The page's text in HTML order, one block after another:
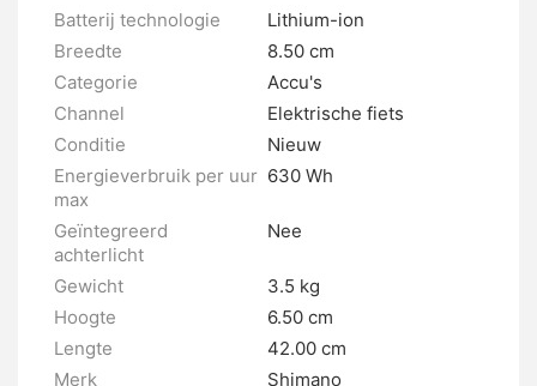
Batterij technologie
Lithium-ion
Breedte
8.50 cm
Categorie
Accu's
Channel
Elektrische fiets
Conditie
Nieuw
Energieverbruik per uur
max
630 Wh
Geïntegreerd
achterlicht
Nee
Gewicht
3.5 kg
Hoogte
6.50 cm
Lengte
42.00 cm
Merk
Shimano